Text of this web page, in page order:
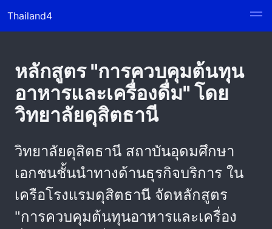
Thailand4
หลักสูตร "การควบคุมต้นทุน
อาหารและเครื่องดื่ม" โดย
วิทยาลัยดุสิตธานี
วิทยาลัยดุสิตธานี สถาบันอุดมศึกษา
เอกชนชั้นนำทางด้านธุรกิจบริการ ใน
เครือโรงแรมดุสิตธานี จัดหลักสูตร
"การควบคุมต้นทุนอาหารและเครื่อง